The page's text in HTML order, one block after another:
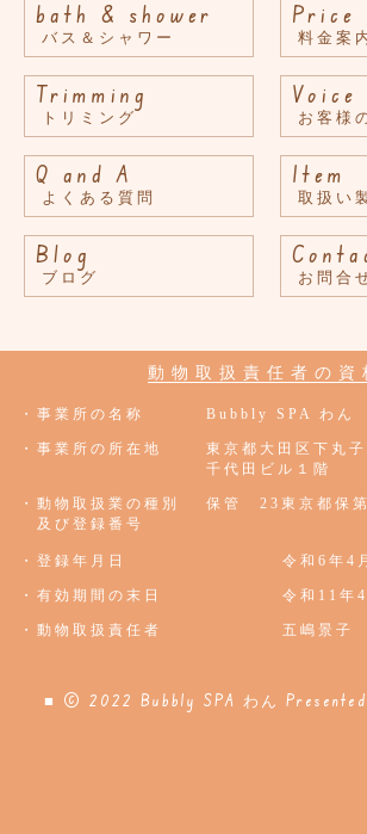
bath & shower
バス＆シャワー
Price
料金案
Trimming
トリミング
Voice
お客様
Q and A
よくある質問
Item
取扱い
Blog
ブログ お問合
動物取扱責任者の資
・事業所の名称 Bubbly SPA わん
・事業所の所在地
東京都大田区下丸
千代田ビル１階
・動物取扱業の種別
及び登録番号
保管 23東京都保
・登録年月日 令和6年4
・有効期間の末日 令和11年4
・動物取扱責任者 五嶋景子
■ © 2022 Bubbly SPA わん